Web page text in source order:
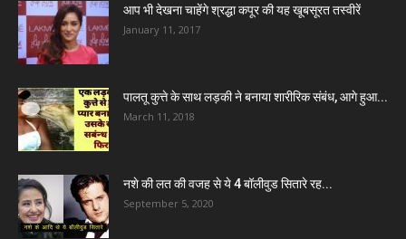
आप भी देखना चाहेंगे श्रद्धा कपूर की यह खूबसूरत तस्वीरें
January 11, 2017
पालतू कुत्ते के साथ लड़की ने बनाया शारीरिक संबंध, आगे हुआ...
March 11, 2018
नशे की लत की वजह से ये 4 बॉलीवुड सितारे रह...
September 5, 2020